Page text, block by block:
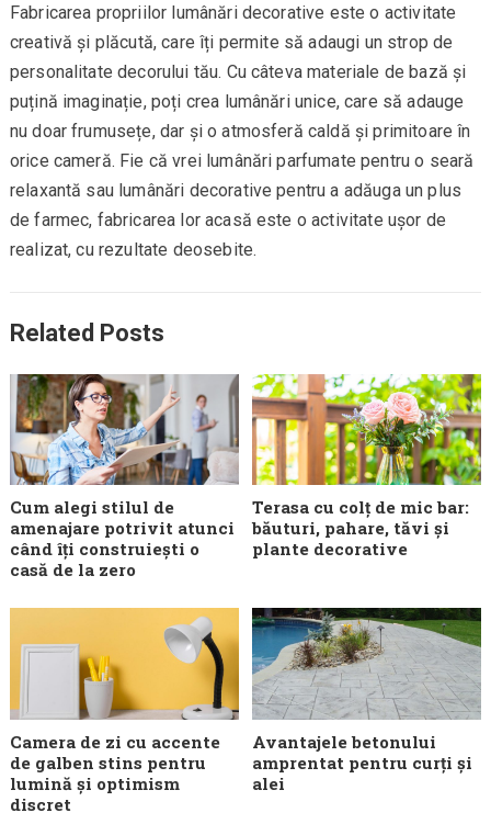
Fabricarea propriilor lumânări decorative este o activitate
creativă și plăcută, care îți permite să adaugi un strop de
personalitate decorului tău. Cu câteva materiale de bază și
puțină imaginație, poți crea lumânări unice, care să adauge
nu doar frumusețe, dar și o atmosferă caldă și primitoare în
orice cameră. Fie că vrei lumânări parfumate pentru o seară
relaxantă sau lumânări decorative pentru a adăuga un plus
de farmec, fabricarea lor acasă este o activitate ușor de
realizat, cu rezultate deosebite.
Related Posts
Cum alegi stilul de
amenajare potrivit atunci
când îți construiești o
casă de la zero
Terasa cu colț de mic bar:
băuturi, pahare, tăvi și
plante decorative
Camera de zi cu accente
de galben stins pentru
lumină și optimism
discret
Avantajele betonului
amprentat pentru curți și
alei